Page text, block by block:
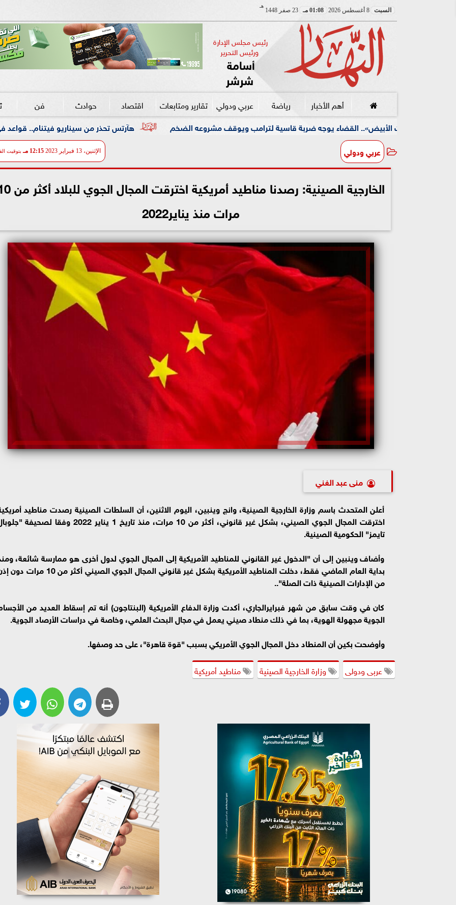
السبت 8 أغسطس 2026 01:08 مـ 23 صفر 1448
هـ
رئيس مجلس الإدارة
ورئيس التحرير
أسامة
شرشر
أهم الأخبار رياضة عربي ودولي تقارير ومتابعات اقتصاد حوادث فن
هآرتس تحذر من سيناريو فيتنام.. قواعد في لبنان واحتلال القضاء يوجه ضربة قاسية لترامب ويوقف مشروعه الضخم
عربي ودولي الإثنين، 13 فبراير 2023 12:15 مـ بتوقيت
الخارجية الصينية: رصدنا مناطيد
مرات منذ يناير2022
منى عبد الغني
أعلن المتحدث باسم وزارة الخارجية الصينية، وانج وينبين، اليوم الاثنين، أن السلطات الصينية رصدت مناطيد
اخترقت المجال الجوي الصيني، بشكل غير قانوني، أكثر من 10 مرات، منذ تاريخ 1 يناير 2022 وفقا لصحيفة
تايمز" الحكومية الصينية.
وأضاف وينبين إلى أن "الدخول غير القانوني للمناطيد الأمريكية إلى المجال الجوي لدول أخرى هو ممارسة شائعة،
بداية العام الماضي فقط، دخلت المناطيد الأمريكية بشكل غير قانوني المجال الجوي الصيني أكثر من 10
من الإدارات الصينية ذات الصلة"..
كان في وقت سابق من شهر فبرايرالجاري، أكدت وزارة الدفاع الأمريكية (البنتاجون) أنه تم إسقاط العديد من
الجوية مجهولة الهوية، بما في ذلك منطاد صيني يعمل في مجال البحث العلمي، وخاصة في دراسات الأرصاد الجوية.
وأوضحت بكين أن المنطاد دخل المجال الجوي الأمريكي بسبب "قوة قاهرة"، على حد وصفها.
عربى ودولى وزارة الخارجية الصينية مناطيد أمريكية